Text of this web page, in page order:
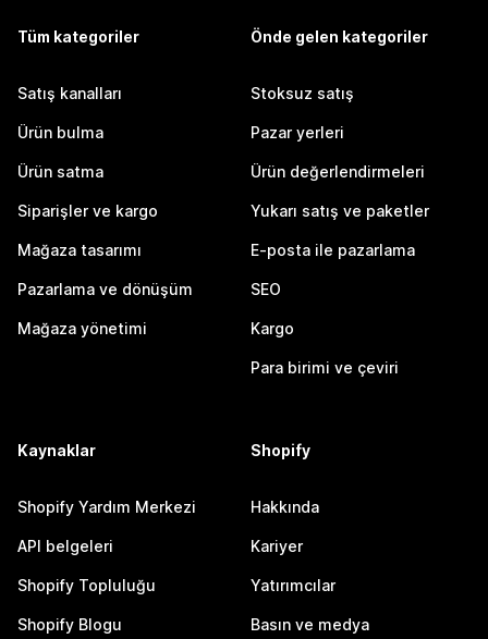
Tüm kategoriler
Satış kanalları
Ürün bulma
Ürün satma
Siparişler ve kargo
Mağaza tasarımı
Pazarlama ve dönüşüm
Mağaza yönetimi
Önde gelen kategoriler
Stoksuz satış
Pazar yerleri
Ürün değerlendirmeleri
Yukarı satış ve paketler
E-posta ile pazarlama
SEO
Kargo
Para birimi ve çeviri
Kaynaklar
Shopify Yardım Merkezi
API belgeleri
Shopify Topluluğu
Shopify Blogu
Shopify
Hakkında
Kariyer
Yatırımcılar
Basın ve medya